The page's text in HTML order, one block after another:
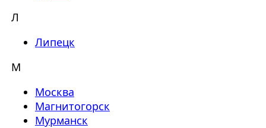
Л
Липецк
М
Москва
Магнитогорск
Мурманск